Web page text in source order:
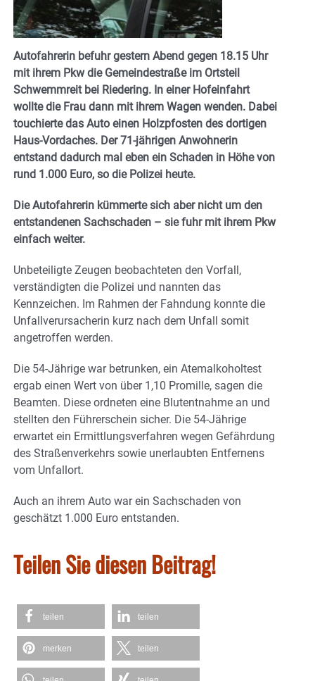
Autofahrerin befuhr gestern Abend gegen 18.15 Uhr
mit ihrem Pkw die Gemeindestraße im Ortsteil
Schwemmreit bei Riedering. In einer Hofeinfahrt
wollte die Frau dann mit ihrem Wagen wenden. Dabei
touchierte das Auto einen Holzpfosten des dortigen
Haus-Vordaches. Der 71-jährigen Anwohnerin
entstand dadurch mal eben ein Schaden in Höhe von
rund 1.000 Euro, so die Polizei heute.
Die Autofahrerin kümmerte sich aber nicht um den
entstandenen Sachschaden – sie fuhr mit ihrem Pkw
einfach weiter.
Unbeteiligte Zeugen beobachteten den Vorfall,
verständigten die Polizei und nannten das
Kennzeichen. Im Rahmen der Fahndung konnte die
Unfallverursacherin kurz nach dem Unfall somit
angetroffen werden.
Die 54-Jährige war betrunken, ein Atemalkoholtest
ergab einen Wert von über 1,10 Promille, sagen die
Beamten. Diese ordneten eine Blutentnahme an und
stellten den Führerschein sicher. Die 54-Jährige
erwartet ein Ermittlungsverfahren wegen Gefährdung
des Straßenverkehrs sowie unerlaubten Entfernens
vom Unfallort.
Auch an ihrem Auto war ein Sachschaden von
geschätzt 1.000 Euro entstanden.
Teilen Sie diesen Beitrag!
teilen teilen
merken teilen